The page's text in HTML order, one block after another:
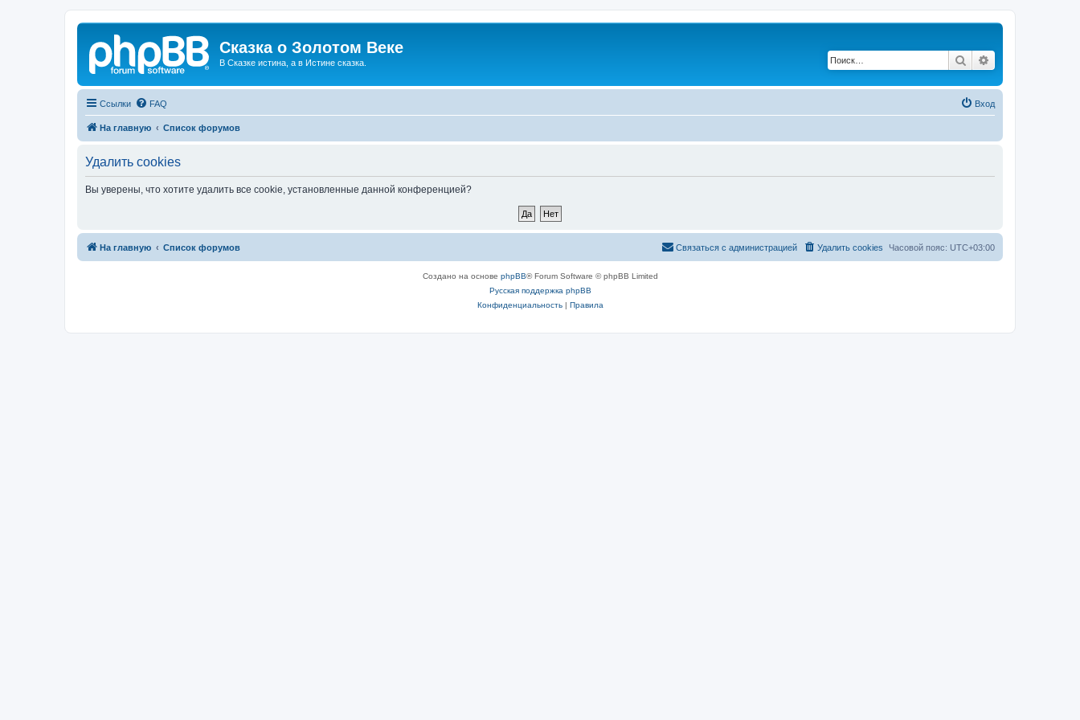
Сказка о Золотом Веке
В Сказке истина, а в Истине сказка. Поиск
Ссылки FAQ Вход
На главную Список форумов
Удалить cookies
Вы уверены, что хотите удалить все cookie, установленные данной конференцией?
На главную Список форумов Часовой пояс: UTC+03:00
Удалить cookies
Связаться с администрацией
Создано на основе phpBB® Forum Software © phpBB Limited
Русская поддержка phpBB
Конфиденциальность| Правила